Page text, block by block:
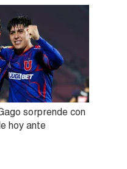
sorprende con
hoy ante